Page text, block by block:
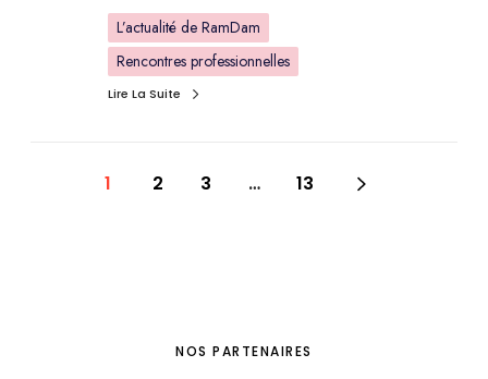
L’actualité de RamDam
Rencontres professionnelles
Lire La Suite
1 2 3 … 13
NOS PARTENAIRES